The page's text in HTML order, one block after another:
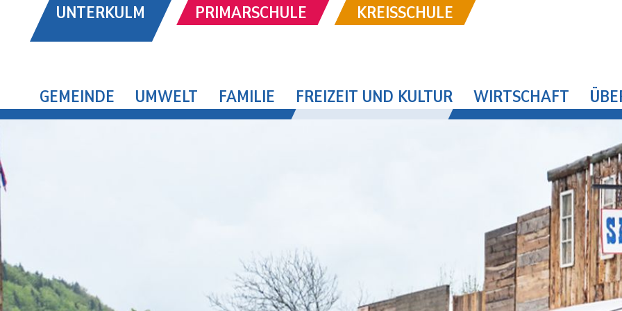
UNTERKULM PRIMARSCHULE KREISSCHULE
GEMEINDE UMWELT FAMILIE FREIZEIT UND KULTUR WIRTSCHAFT